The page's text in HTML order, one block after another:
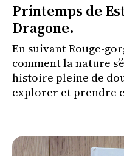
Printemps de
Dragone.
En suivant Rouge-
comment la nature
histoire pleine de
explorer et prendre